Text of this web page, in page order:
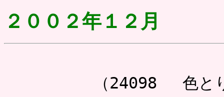
２００２年１２月
（24098 色とりど